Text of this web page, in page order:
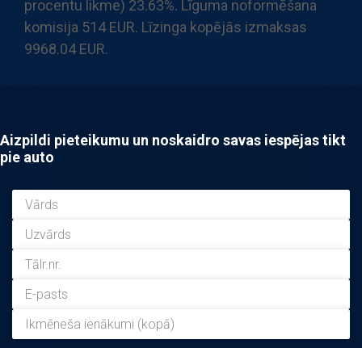
procentu likme) 23.63%. Līguma noformēšana
komisija 514 EUR. Līzinga kopējās izmaksas
9968.04 EUR.
Aizpildi pieteikumu un noskaidro savas iespējas tikt
pie auto